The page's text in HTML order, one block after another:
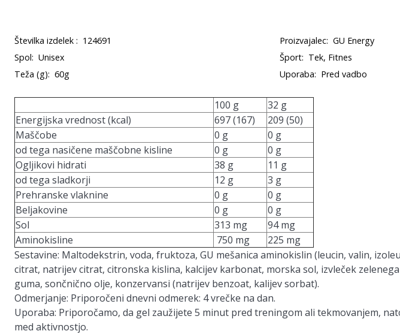
Številka izdelek : 124691 Proizvajalec: GU Energy
Spol: Unisex Šport: Tek, Fitnes
Teža (g): 60g Uporaba: Pred vadbo
100 g
32 g
Energijska vrednost (kcal)
697 (167)
209 (50)
Maščobe
0 g
0 g
od tega nasičene maščobne kisline
0 g
0 g
Ogljikovi hidrati
38 g
11 g
od tega sladkorji
12 g
3 g
Prehranske vlaknine
0 g
0 g
Beljakovine
0 g
0 g
Sol
313 mg
94 mg
Aminokisline
750 mg
225 mg
Sestavine: Maltodekstrin, voda, fruktoza, GU mešanica aminokislin (leucin, valin,
citrat, natrijev citrat, citronska kislina, kalcijev karbonat, morska sol, izvleček
guma, sončnično olje, konzervansi (natrijev benzoat, kalijev sorbat).
Odmerjanje: Priporočeni dnevni odmerek: 4 vrečke na dan.
Uporaba: Priporočamo, da gel zaužijete 5 minut pred treningom ali tekmovanjem,
med aktivnostjo.